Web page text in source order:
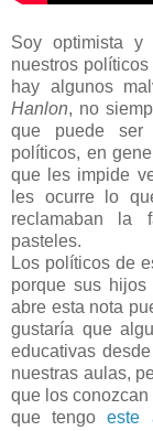
Soy optimista
nuestros
hay algunos
Hanlon, no
que puede ser
políticos, en
que les impide
les ocurre lo
reclamaban la
pasteles.
Los políticos de
porque sus
abre esta nota
gustaría que
educativas
nuestras aulas,
que los
que tengoeste